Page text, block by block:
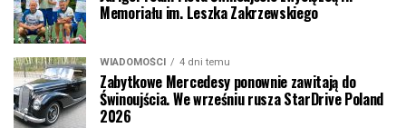
Memoriału im. Leszka Zakrzewskiego
WIADOMOŚCI 4 dni temu
Zabytkowe Mercedesy ponownie zawitają do
Świnoujścia. We wrześniu rusza StarDrive Poland
2026